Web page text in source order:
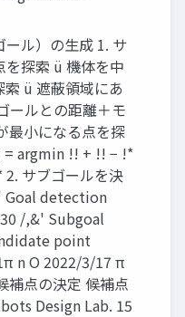
ル）の⽣成 1. サ
を探索 ü 機体を中
ü 遮蔽領域にあ
ールとの距離＋モ
最⼩になる点を探
argmin !! + !! − !*
サブゴールを決
Goal detection
/,&' Subgoal
point
n O 2022/3/17 π
点の決定 候補点
Design Lab. 15